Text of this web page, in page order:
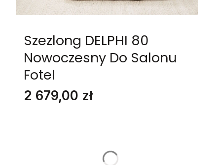
Szezlong DELPHI 80
Nowoczesny Do Salonu
Fotel
Cena
2 679,00 zł